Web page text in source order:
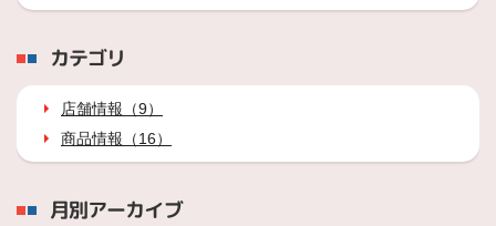
カテゴリ
店舗情報（9）
商品情報（16）
月別アーカイブ